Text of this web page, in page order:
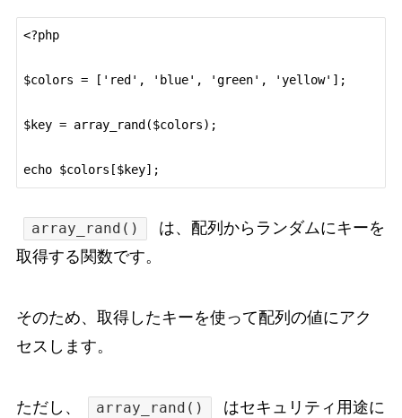
<?php
$colors = ['red', 'blue', 'green', 'yellow'];
$key = array_rand($colors);
array_rand()
は、配列からランダムにキーを
取得する関数です。
そのため、取得したキーを使って配列の値にアク
セスします。
ただし、 array_rand()
はセキュリティ用途に